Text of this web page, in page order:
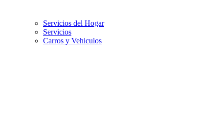
Servicios del Hogar
Servicios
Carros y Vehiculos